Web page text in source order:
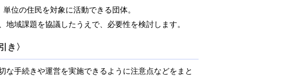
位の住民を対象に活動できる団体。
域課題を協議したうえで、必要性を検討します。
き〉
手続きや運営を実施できるように注意点などをまと